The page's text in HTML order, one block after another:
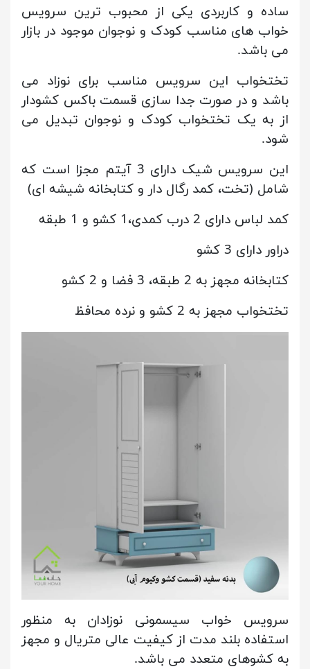
ساده و کاربردی یکی از محبوب ترین سرویس
خواب های مناسب کودک و نوجوان موجود در بازار
می باشد.
تختخواب این سرویس مناسب برای نوزاد می
باشد و در صورت جدا سازی قسمت باکس کشودار
از به یک تختخواب کودک و نوجوان تبدیل می
شود.
این سرویس شیک دارای 3 آیتم مجزا است که
شامل (تخت، کمد رگال دار و کتابخانه شیشه ای)
کمد لباس دارای 2 درب کمدی،1 کشو و 1 طبقه
دراور دارای 3 کشو
کتابخانه مجهز به 2 طبقه، 3 فضا و 2 کشو
تختخواب مجهز به 2 کشو و نرده محافظ
سرویس خواب سیسمونی نوزادان به منظور
استفاده بلند مدت از کیفیت عالی متریال و مجهز
به کشوهای متعدد می باشد.